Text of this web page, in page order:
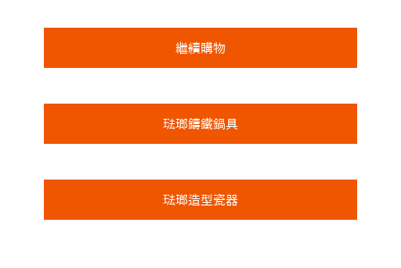
繼續購物
琺瑯鑄鐵鍋具
琺瑯造型瓷器